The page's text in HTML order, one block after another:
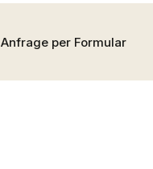
Anfrage per Formular